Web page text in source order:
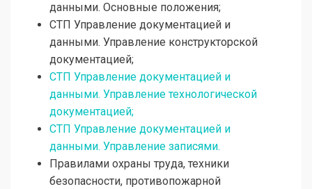
данными. Основные положения;
СТП Управление документацией и
данными. Управление конструкторской
документацией;
СТП Управление документацией и
данными. Управление технологической
документацией;
СТП Управление документацией и
данными. Управление записями.
Правилами охраны труда, техники
безопасности, противопожарной